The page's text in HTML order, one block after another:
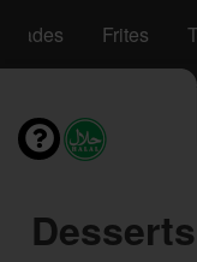
Frites